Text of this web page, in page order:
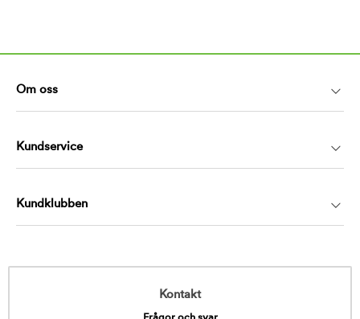
Om oss
Kundservice
Kundklubben
Kontakt